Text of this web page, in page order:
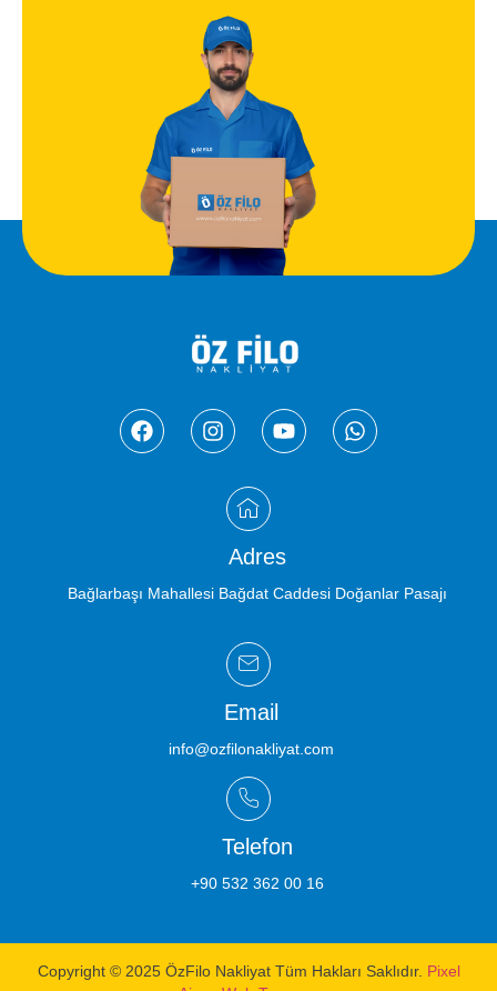
Adres
Bağlarbaşı Mahallesi Bağdat Caddesi Doğanlar Pasajı
Email
info@ozfilonakliyat.com
Telefon
+90 532 362 00 16
Copyright © 2025 ÖzFilo Nakliyat Tüm Hakları Saklıdır. Pixel